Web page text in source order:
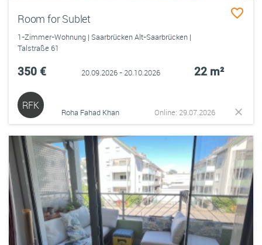
Room for Sublet
1-Zimmer-Wohnung | Saarbrücken Alt-Saarbrücken |
Talstraße 61
350 € 20.09.2026 - 20.10.2026 22 m²
RFK
Roha Fahad Khan Online: 29.07.2026